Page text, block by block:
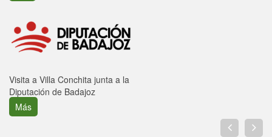
Visita a Villa Conchita junta a la
Diputación de Badajoz
Más